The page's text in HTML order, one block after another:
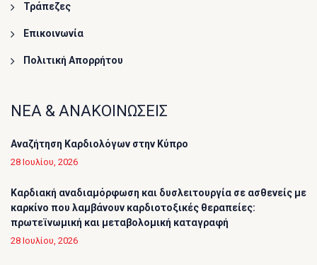
Τράπεζες
Επικοινωνία
Πολιτική Απορρήτου
ΝΕΑ & ΑΝΑΚΟΙΝΩΣΕΙΣ
Αναζήτηση Καρδιολόγων στην Κύπρο
28 Ιουλίου, 2026
Καρδιακή αναδιαμόρφωση και δυσλειτουργία σε ασθενείς με
καρκίνο που λαμβάνουν καρδιοτοξικές θεραπείες:
πρωτεϊνωμική και μεταβολομική καταγραφή
28 Ιουλίου, 2026